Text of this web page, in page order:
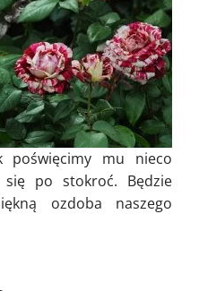
poświęcimy mu nieco
się po stokroć. Będzie
ozdoba naszego